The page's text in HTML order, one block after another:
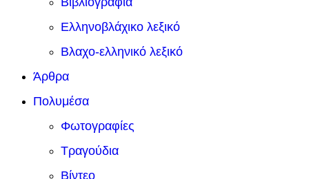
Ελληνοβλάχικο λεξικό
Βλαχο-ελληνικό λεξικό
Άρθρα
Πολυμέσα
Φωτογραφίες
Τραγούδια
Βίντεο